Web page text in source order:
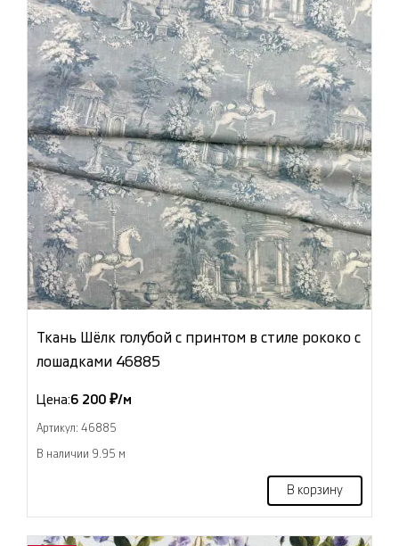
Ткань Шёлк голубой с принтом в стиле рококо с
лошадками 46885
Цена:6 200 ₽/м
Артикул: 46885
В наличии 9.95 м
В корзину